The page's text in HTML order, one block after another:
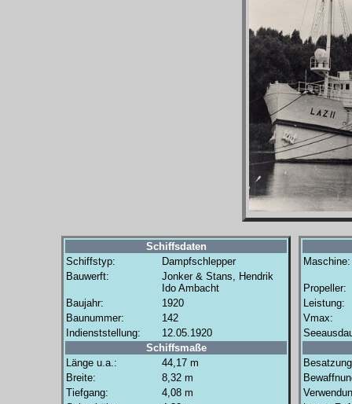
Schiffsdaten
Schiffstyp:
Dampfschlepper
Bauwerft:
Jonker & Stans, Hendrik
Ido Ambacht
Baujahr:
1920
Baunummer:
142
Indienststellung:
12.05.1920
Schiffsmaße
Länge u.a.:
44,17 m
Breite:
8,32 m
Tiefgang:
4,08 m
Maschine:
Propeller:
Leistung:
Vmax: